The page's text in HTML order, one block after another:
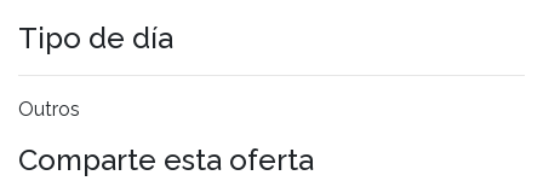
Tipo de día
Outros
Comparte esta oferta